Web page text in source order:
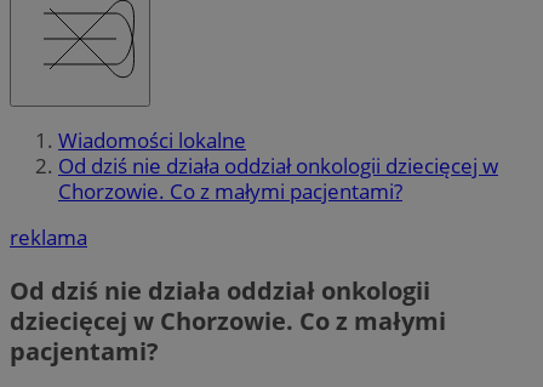
Wiadomości lokalne
Od dziś nie działa oddział onkologii dziecięcej w
Chorzowie. Co z małymi pacjentami?
reklama
Od dziś nie działa oddział onkologii
dziecięcej w Chorzowie. Co z małymi
pacjentami?